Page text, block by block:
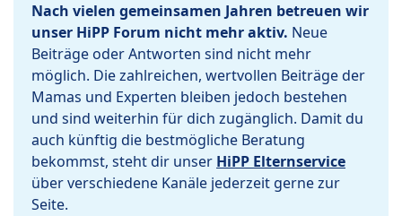
Nach vielen gemeinsamen Jahren betreuen wir
unser HiPP Forum nicht mehr aktiv. Neue
Beiträge oder Antworten sind nicht mehr
möglich. Die zahlreichen, wertvollen Beiträge der
Mamas und Experten bleiben jedoch bestehen
und sind weiterhin für dich zugänglich. Damit du
auch künftig die bestmögliche Beratung
bekommst, steht dir unser HiPP Elternservice
über verschiedene Kanäle jederzeit gerne zur
Seite.